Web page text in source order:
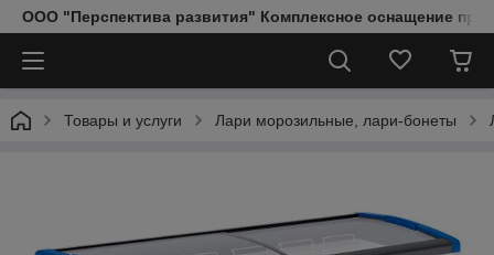
ООО "Перспектива развития" Комплексное оснащение
Товары и услуги Лари морозильные, лари-бонеты